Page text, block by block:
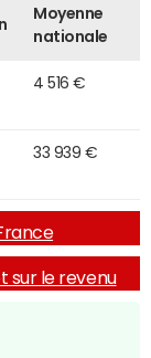
Moyenne
nationale
4 516 €
33 939 €
sur le revenu